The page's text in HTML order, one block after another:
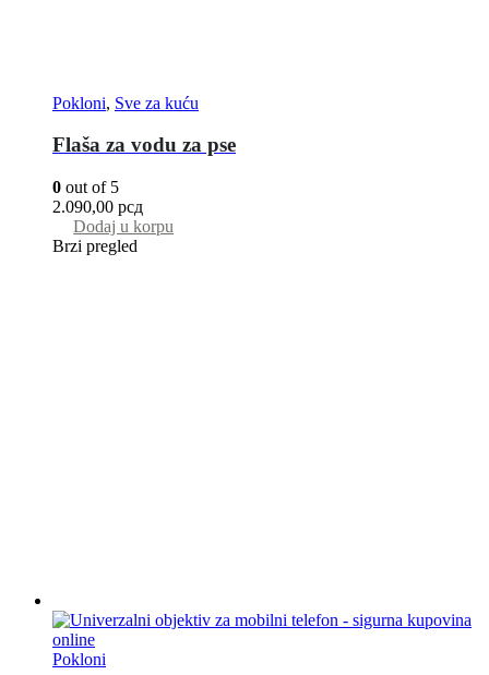
Pokloni, Sve za kuću
Flaša za vodu za pse
0 out of 5
2.090,00 рсд
Dodaj u korpu
Brzi pregled
Pokloni